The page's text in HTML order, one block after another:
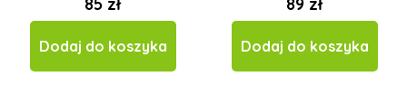
85 zł
Dodaj do koszyka
89 zł
Dodaj do koszyka